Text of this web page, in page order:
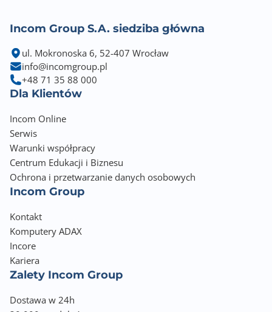
Incom Group S.A. siedziba główna
ul. Mokronoska 6, 52-407 Wrocław
info@incomgroup.pl
+48 71 35 88 000
Dla Klientów
Incom Online
Serwis
Warunki współpracy
Centrum Edukacji i Biznesu
Ochrona i przetwarzanie danych osobowych
Incom Group
Kontakt
Komputery ADAX
Incore
Kariera
Zalety Incom Group
Dostawa w 24h